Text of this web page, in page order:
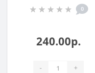
0
240.00р.
- +